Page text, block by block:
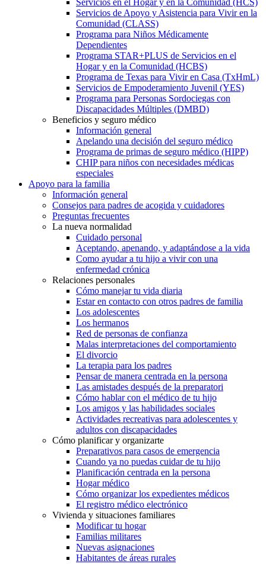
Servicios de Apoyo y Asistencia para Vivir en la
Comunidad (CLASS)
Programa para Niños Médicamente
Dependientes
Programa STAR+PLUS de Servicios en el
Hogar y en la Comunidad (HCBS)
Programa de Texas para Vivir en Casa (TxHmL)
Servicios de Empoderamiento Juvenil (YES)
Programa para Personas Sordociegas con
Discapacidades Múltiples (DMBD)
Beneficios y seguro médico
Información general
Apelando una decisión del seguro médico
Programa de primas de seguro médico (HIPP)
CHIP para niños con necesidades médicas
especiales
Apoyo para la familia
Información general
Consejos para padres de acogida y cuidadores
Preguntas frecuentes
La nueva normalidad
Cuidado personal
Aceptando, apenando, y adaptándose a la vida
Como ayudar a tu hijo a vivir con una
enfermedad crónica
Relaciones personales
Cómo manejar tu vida diaria
Estar en contacto con otros padres de familia
Los adolescentes
Los hermanos
Red de personas de confianza
Malas interpretaciones del comportamiento
El divorcio
La terapia para los padres
Pensar de manera centrada en la persona
Las amistades después de la preparatori
Cómo hablar con el médico de tu hijo
Los amigos y las habilidades sociales
Actividades recreativas para adolescentes y
adultos con discapacidades
Cómo planificar y organizarte
Preparativos para casos de emergencia
Cuando ya no puedas cuidar de tu hijo
Planificación centrada en la persona
Hogar médico
Cómo organizar los expedientes médicos
El registro médico electrónico
Vivienda y situaciones familiares
Modificar tu hogar
Familias militares
Nuevas asignaciones
Habitantes de áreas rurales